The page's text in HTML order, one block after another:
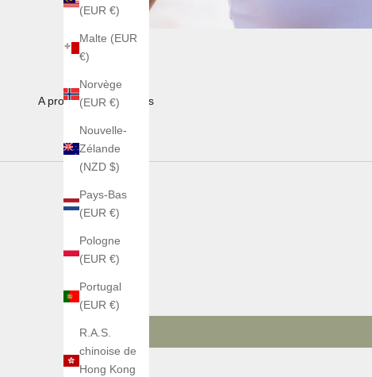
(EUR €)
Malte (EUR
€)
Norvège
(EUR €)
Nouvelle-
Zélande
(NZD $)
Pays-Bas
(EUR €)
Pologne
(EUR €)
Portugal
(EUR €)
R.A.S.
chinoise de
Hong Kong
A propos de nos perles